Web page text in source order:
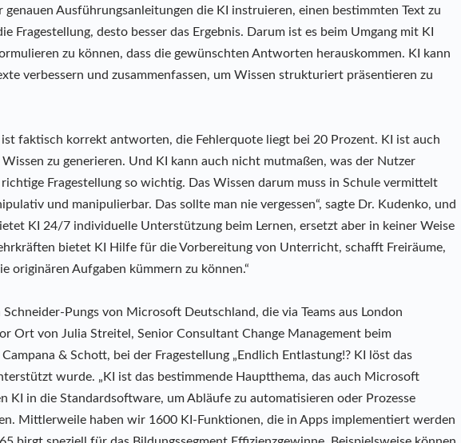
genauen Ausführungsanleitungen die KI instruieren, einen bestimmten Text zu
Fragestellung, desto besser das Ergebnis. Darum ist es beim Umgang mit KI
zu können, dass die gewünschten Antworten herauskommen. KI kann
verbessern und zusammenfassen, um Wissen strukturiert präsentieren zu
ist faktisch korrekt antworten, die Fehlerquote liegt bei 20 Prozent. KI ist auch
zu generieren. Und KI kann auch nicht mutmaßen, was der Nutzer
Fragestellung so wichtig. Das Wissen darum muss in Schule vermittelt
und manipulierbar. Das sollte man nie vergessen“, sagte Dr. Kudenko, und
KI 24/7 individuelle Unterstützung beim Lernen, ersetzt aber in keiner Weise
bietet KI Hilfe für die Vorbereitung von Unterricht, schafft Freiräume,
originären Aufgaben kümmern zu können.“
Pungs von Microsoft Deutschland, die via Teams aus London
Ort von Julia Streitel, Senior Consultant Change Management beim
& Schott, bei der Fragestellung „Endlich Entlastung!? KI löst das
wurde. „KI ist das bestimmende Hauptthema, das auch Microsoft
KI in die Standardsoftware, um Abläufe zu automatisieren oder Prozesse
Mittlerweile haben wir 1600 KI-Funktionen, die in Apps implementiert werden